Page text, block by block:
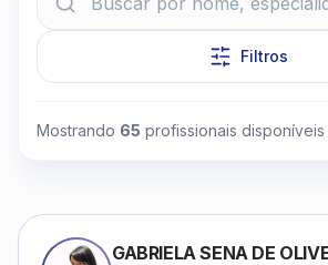
Filtros
Mostrando 65 profissionais disponíveis
GABRIELA SENA DE